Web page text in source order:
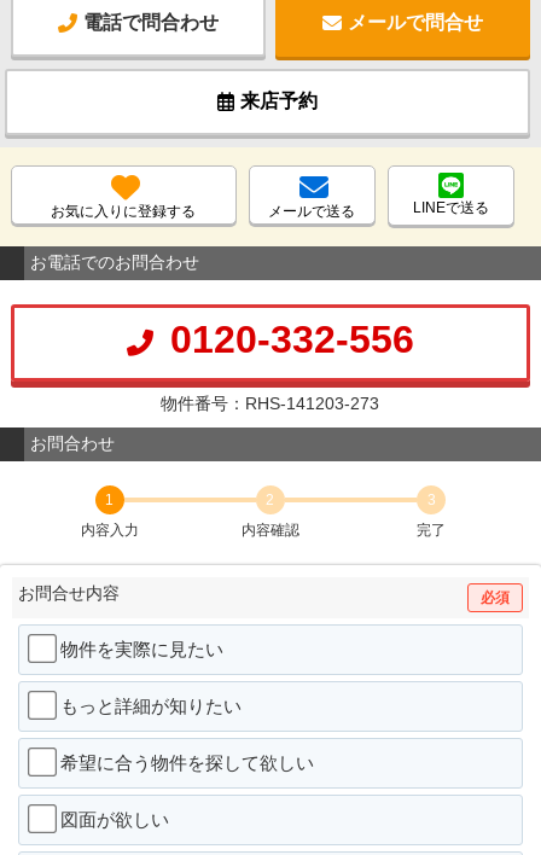
電話で問合わせ メールで問合せ
来店予約
お気に入りに登録する メールで送る LINEで送る
お電話でのお問合わせ
0120-332-556
物件番号：RHS-141203-273
お問合わせ
1
内容入力
2
内容確認
3
完了
お問合せ内容 必須
物件を実際に見たい
もっと詳細が知りたい
希望に合う物件を探して欲しい
図面が欲しい